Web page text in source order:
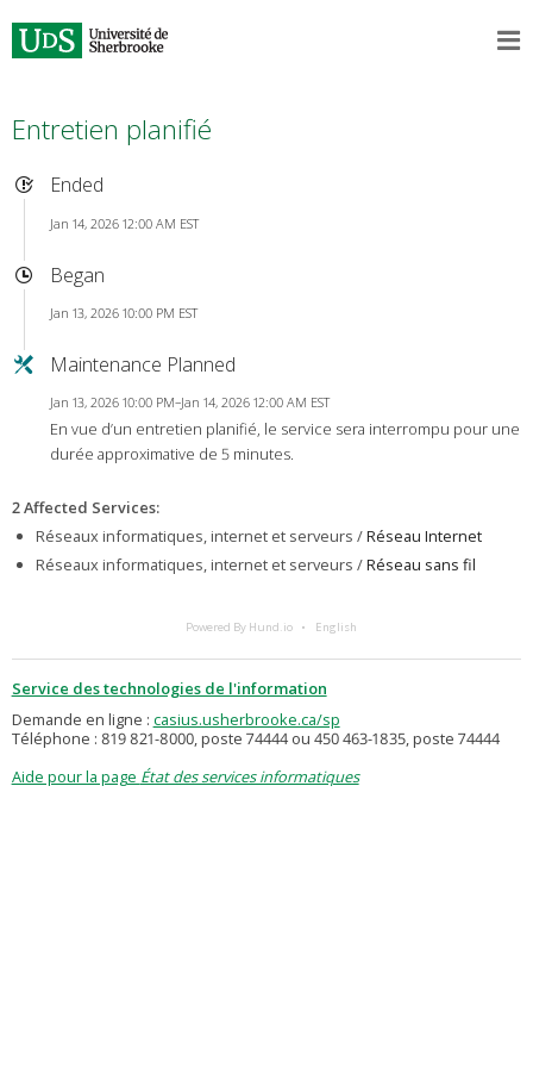
Entretien planifié
Ended
Jan 14, 2026 12:00 AM EST
Began
Jan 13, 2026 10:00 PM EST
Maintenance Planned
Jan 13, 2026 10:00 PM–Jan 14, 2026 12:00 AM EST
En vue d’un entretien planifié, le service sera interrompu pour une
durée approximative de 5 minutes.
2 Affected Services:
Réseaux informatiques, internet et serveurs /Réseau Internet
Réseaux informatiques, internet et serveurs /Réseau sans fil
Powered By Hund.io English
Service des technologies de l'information
Demande en ligne : casius.usherbrooke.ca/sp
Téléphone : 819 821-8000, poste 74444 ou 450 463-1835, poste 74444
Aide pour la page État des services informatiques